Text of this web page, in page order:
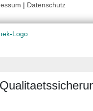
| Datenschutz